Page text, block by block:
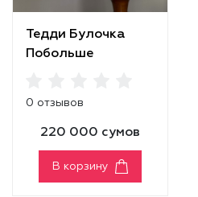
Тедди Булочка
Побольше
0 отзывов
220 000 сумов
В корзину